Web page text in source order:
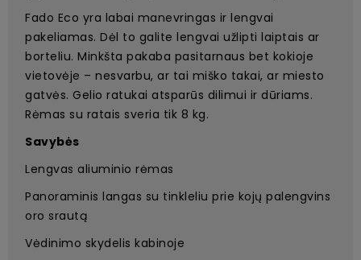
Fado Eco yra labai manevringas ir lengvai
pakeliamas. Dėl to galite lengvai užlipti laiptais ar
borteliu. Minkšta pakaba pasitarnaus bet kokioje
vietovėje – nesvarbu, ar tai miško takai, ar miesto
gatvės. Gelio ratukai atsparūs dilimui ir dūriams.
Rėmas su ratais sveria tik 8 kg.
Savybės
Lengvas aliuminio rėmas
Panoraminis langas su tinkleliu prie kojų palengvins
oro srautą
Vėdinimo skydelis kabinoje